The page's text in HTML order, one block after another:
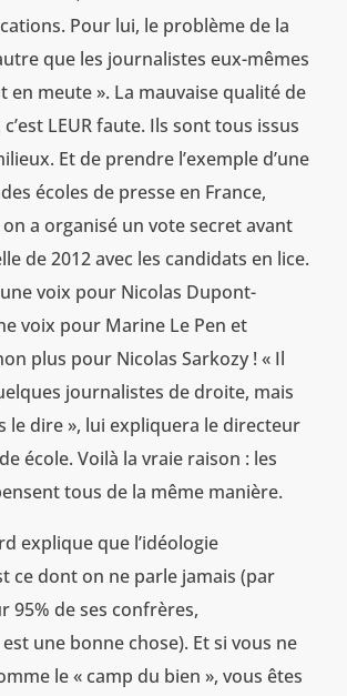
Pour lui, le problème de la
que les journalistes eux-mêmes
en meute ». La mauvaise qualité de
LEUR faute. Ils sont tous issus
Et de prendre l’exemple d’une
écoles de presse en France,
a organisé un vote secret avant
de 2012 avec les candidats en lice.
voix pour Nicolas Dupont-
voix pour Marine Le Pen et
plus pour Nicolas Sarkozy ! « Il
journalistes de droite, mais
le dire », lui expliquera le directeur
école. Voilà la vraie raison : les
tous de la même manière.
explique que l’idéologie
ce dont on ne parle jamais (par
95% de ses confrères,
une bonne chose). Et si vous ne
le « camp du bien », vous êtes